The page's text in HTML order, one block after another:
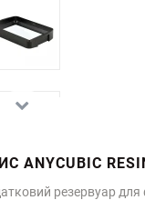
ANYCUBIC
резервуар для